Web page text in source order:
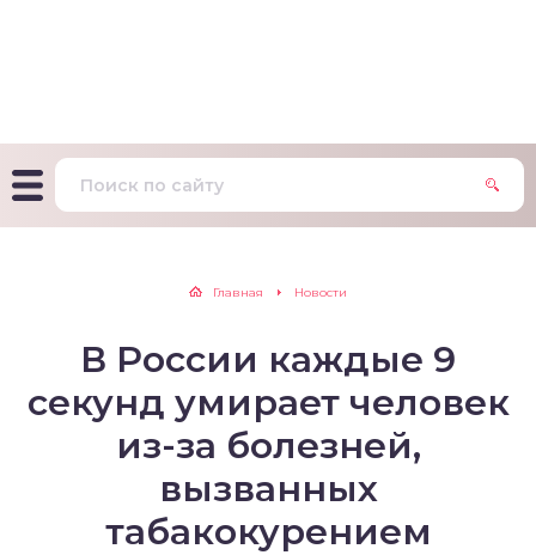
Главная Новости
В России каждые 9
секунд умирает человек
из-за болезней,
вызванных
табакокурением
на определение типа
поведения
зависимости
курильщика –